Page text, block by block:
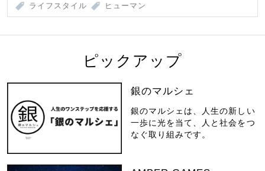
ライフスタイル ヒューマン
ピックアップ
銀のマルシェ
銀のマルシェは、人生の新しい
一歩に光を当て、人と社会をつ
なぐ取り組みです。